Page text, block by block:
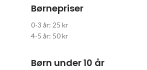
Børnepriser
0-3 år: 25 kr
4-5 år: 50 kr
Børn under 10 år